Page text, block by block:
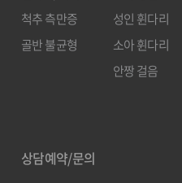
척추 측만증
골반 불균형
성인 휜다리
소아 휜다리
안짱 걸음
상담예약/문의